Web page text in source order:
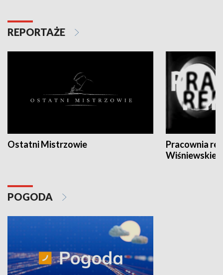
REPORTAŻE
Ostatni Mistrzowie
Pracownia
POGODA